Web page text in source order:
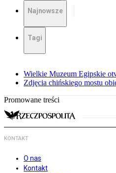
Najnowsze
Tagi
Wielkie Muzeum Egipskie
Zdjęcia chińskiego mostu
Promowane treści
KONTAKT
O nas
Kontakt